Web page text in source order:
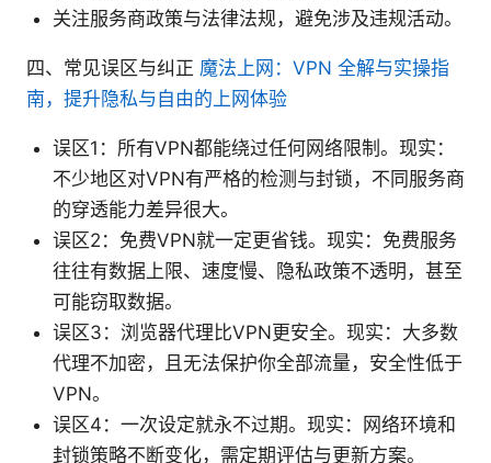
关注服务商政策与法律法规，避免涉及违规活动。
四、常见误区与纠正 魔法上网：VPN 全解与实操指
南，提升隐私与自由的上网体验
误区1：所有VPN都能绕过任何网络限制。现实：
不少地区对VPN有严格的检测与封锁，不同服务商
的穿透能力差异很大。
误区2：免费VPN就一定更省钱。现实：免费服务
往往有数据上限、速度慢、隐私政策不透明，甚至
可能窃取数据。
误区3：浏览器代理比VPN更安全。现实：大多数
代理不加密，且无法保护你全部流量，安全性低于
VPN。
误区4：一次设定就永不过期。现实：网络环境和
封锁策略不断变化，需定期评估与更新方案。